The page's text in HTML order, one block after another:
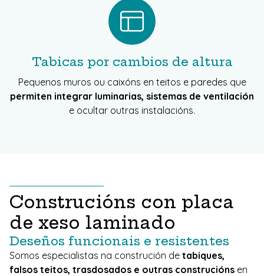
Tabicas por cambios de altura
Pequenos muros ou caixóns en teitos e paredes que
permiten integrar luminarias, sistemas de ventilación
e ocultar outras instalacións.
Construcións con placa
de xeso laminado
Deseños funcionais e resistentes
Somos especialistas na construción de tabiques,
falsos teitos, trasdosados e outras construcións en